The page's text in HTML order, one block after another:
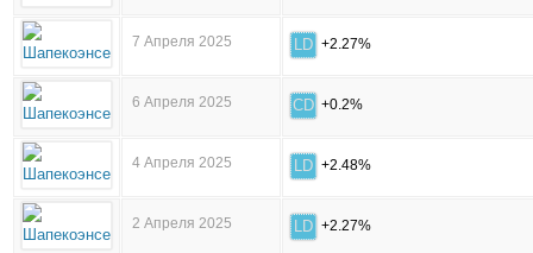
7 Апреля 2025 LD +2.27%
6 Апреля 2025 CD +0.2%
4 Апреля 2025 LD +2.48%
2 Апреля 2025 LD +2.27%